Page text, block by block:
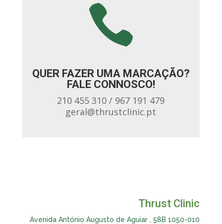

QUER FAZER UMA MARCAÇÃO?
FALE CONNOSCO!
210 455 310 / 967 191 479
geral@thrustclinic.pt
Thrust Clinic
Avenida António Augusto de Aguiar , 58B 1050-010